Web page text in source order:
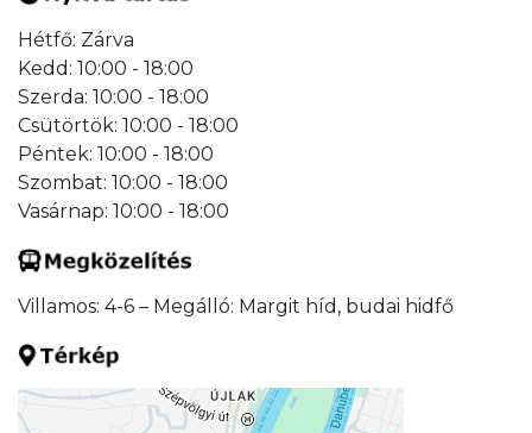
Hétfő: Zárva
Kedd: 10:00 - 18:00
Szerda: 10:00 - 18:00
Csütörtök: 10:00 - 18:00
Péntek: 10:00 - 18:00
Szombat: 10:00 - 18:00
Vasárnap: 10:00 - 18:00
Villamos: 4-6 – Megálló: Margit híd, budai hidfő